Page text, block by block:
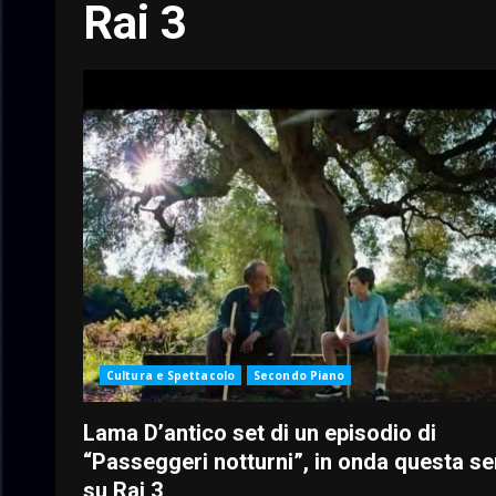
Rai 3
Cultura e Spettacolo Secondo Piano
Lama D’antico set di un episodio di
“Passeggeri notturni”, in onda questa
su Rai 3